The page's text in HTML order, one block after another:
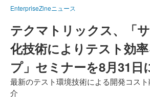
EnterpriseZineニュース
テクマトリックス、「
化技術によりテスト効
プ」セミナーを8月31日
最新のテスト環境技術による開発コス
介